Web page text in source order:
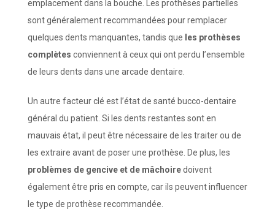
emplacement dans la bouche. Les prothèses partielles
sont généralement recommandées pour remplacer
quelques dents manquantes, tandis que les prothèses
complètes conviennent à ceux qui ont perdu l’ensemble
de leurs dents dans une arcade dentaire.
Un autre facteur clé est l’état de santé bucco-dentaire
général du patient. Si les dents restantes sont en
mauvais état, il peut être nécessaire de les traiter ou de
les extraire avant de poser une prothèse. De plus, les
problèmes de gencive et de mâchoiredoivent
également être pris en compte, car ils peuvent influencer
le type de prothèse recommandée.